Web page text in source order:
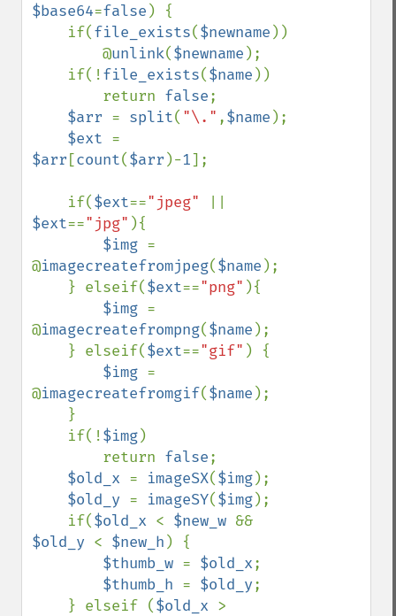
$base64=false ) {
    if(
file_exists($newname ))
        @
unlink($newname );
    if(!
file_exists($name ))
        return
false;
$arr = split( "\." ,$name );
$ext
$arr [count($arr )-1];
    if(
$ext=="jpeg"
$ext=="jpg" ){
$img =
@imagecreatefromjpeg($name );
    } elseif(
$ext=="png" ){
$img =
@imagecreatefrompng($name );
    } elseif(
$ext=="gif" ) {
$img =
@imagecreatefromgif($name );
    if(!
$img)
        return
false;
$old_x = imageSX($img);
$old_y = imageSY($img);
    if(
$old_x < $new_w
$old_y < $new_h ) {
$thumb_w = $old_x;
$thumb_h = $old_y;
    } elseif (
$old_x